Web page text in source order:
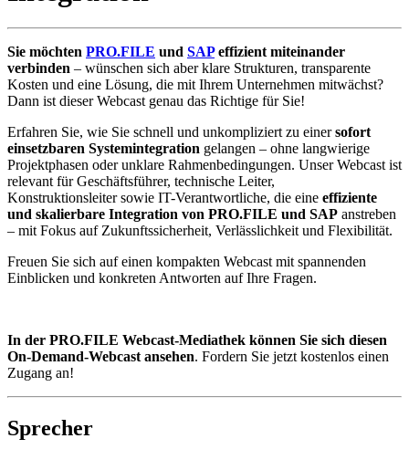
Sie möchten PRO.FILE und SAPeffizient miteinander
verbinden – wünschen sich aber klare Strukturen, transparente
Kosten und eine Lösung, die mit Ihrem Unternehmen mitwächst?
Dann ist dieser Webcast genau das Richtige für Sie!
Erfahren Sie, wie Sie schnell und unkompliziert zu einersofort
einsetzbaren Systemintegration gelangen – ohne langwierige
Projektphasen oder unklare Rahmenbedingungen. Unser Webcast ist
relevant für Geschäftsführer, technische Leiter,
Konstruktionsleiter sowie IT-Verantwortliche, die eine effiziente
und skalierbare Integration von PRO.FILE und SAP anstreben
– mit Fokus auf Zukunftssicherheit, Verlässlichkeit und Flexibilität.
Freuen Sie sich auf einen kompakten Webcast mit spannenden
Einblicken und konkreten Antworten auf Ihre Fragen.
In der PRO.FILE Webcast-Mediathek können Sie sich diesen
On-Demand-Webcast ansehen. Fordern Sie jetzt kostenlos einen
Zugang an!
Sprecher